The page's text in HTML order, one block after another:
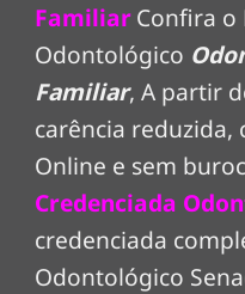
FamiliarConfira o
Odontológico
Familiar, A partir
carência reduzida,
Online e sem
Credenciada
credenciada
Odontológico